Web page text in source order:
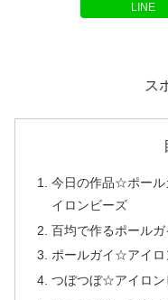
LINE
ス
今日の作品☆ポー
イロンビーズ
百均で作るポール
ポールガイ☆アイロ
つぼつぼ☆アイロン